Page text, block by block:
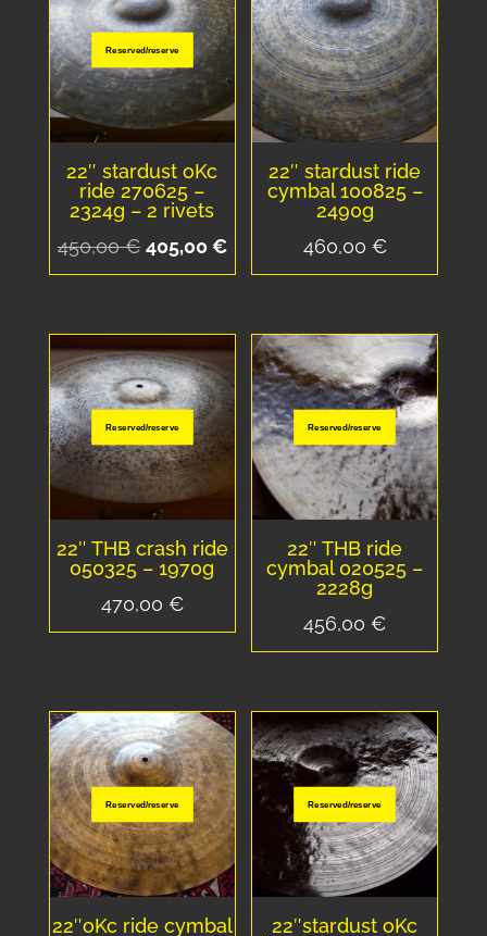
Reserved/reserve
22″ stardust oKc
ride 270625 –
2324g – 2 rivets
450,00€ Le
prix
450,00 €.
405,00 €Le
prix
est :
405,00 €.
22″ stardust ride
cymbal 100825 –
2490g
460,00 €
Reserved/reserve
22″ THB crash ride
050325 – 1970g
470,00 €
Reserved/reserve
22″ THB ride
cymbal 020525 –
2228g
456,00€
Reserved/reserve
22″oKc ride cymbal
Reserved/reserve
22″stardust oKc